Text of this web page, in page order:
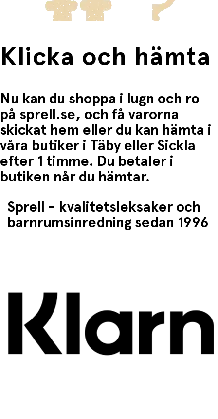
Klicka och hämta
Nu kan du shoppa i lugn och ro
på sprell.se, och få varorna
skickat hem eller du kan hämta i
våra butiker i Täby eller Sickla
efter 1 timme. Du betaler i
butiken når du hämtar.
Sprell - kvalitetsleksaker och
barnrumsinredning sedan 1996